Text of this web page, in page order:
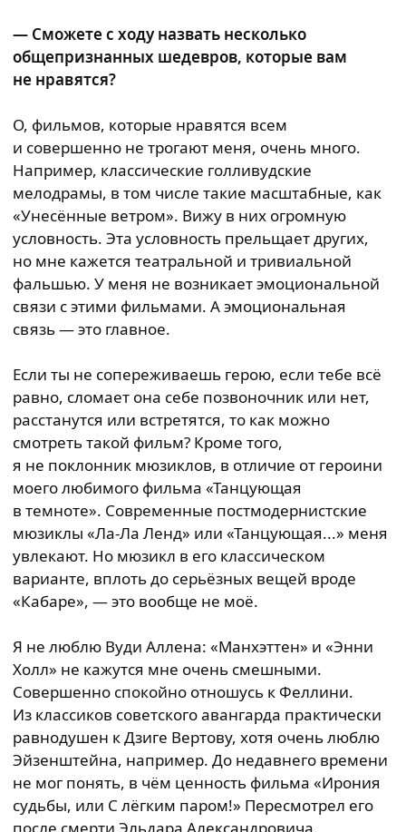
— Сможете с ходу назвать несколько
общепризнанных шедевров, которые вам
не нравятся?
О, фильмов, которые нравятся всем
и совершенно не трогают меня, очень много.
Например, классические голливудские
мелодрамы, в том числе такие масштабные, как
«Унесённые ветром». Вижу в них огромную
условность. Эта условность прельщает других,
но мне кажется театральной и тривиальной
фальшью. У меня не возникает эмоциональной
связи с этими фильмами. А эмоциональная
связь — это главное.
Если ты не сопереживаешь герою, если тебе всё
равно, сломает она себе позвоночник или нет,
расстанутся или встретятся, то как можно
смотреть такой фильм? Кроме того,
я не поклонник мюзиклов, в отличие от героини
моего любимого фильма «Танцующая
в темноте». Современные постмодернистские
мюзиклы «Ла-Ла Ленд» или «Танцующая...» меня
увлекают. Но мюзикл в его классическом
варианте, вплоть до серьёзных вещей вроде
«Кабаре», — это вообще не моё.
Я не люблю Вуди Аллена: «Манхэттен» и «Энни
Холл» не кажутся мне очень смешными.
Совершенно спокойно отношусь к Феллини.
Из классиков советского авангарда практически
равнодушен к Дзиге Вертову, хотя очень люблю
Эйзенштейна, например. До недавнего времени
не мог понять, в чём ценность фильма «Ирония
судьбы, или С лёгким паром!» Пересмотрел его
после смерти Эльдара Александровича,